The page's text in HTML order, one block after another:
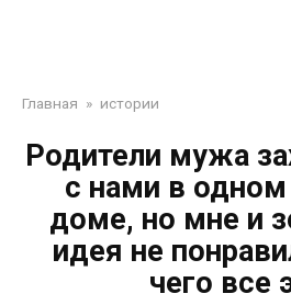
Главная » истории
Родители мужа
с нами в
доме, но мне и
идея не
чего все